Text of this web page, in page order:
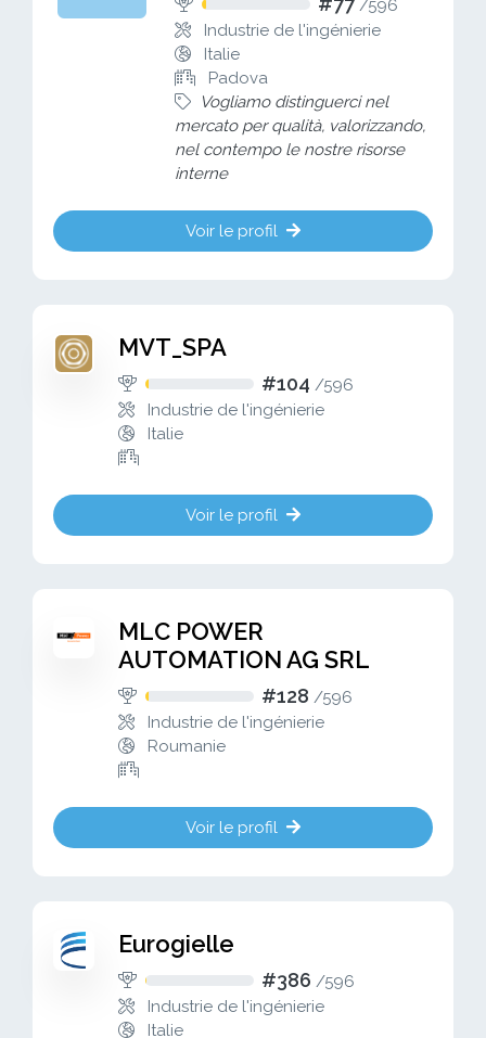
/596
Industrie de l'ingénierie
Italie
Padova
Vogliamo distinguerci nel
mercato per qualità, valorizzando,
nel contempo le nostre risorse
interne
Voir le profil
MVT_SPA
#104 /596
Industrie de l'ingénierie
Italie
Voir le profil
MLC POWER
AUTOMATION AG SRL
#128 /596
Industrie de l'ingénierie
Roumanie
Voir le profil
Eurogielle
#386 /596
Industrie de l'ingénierie
Italie